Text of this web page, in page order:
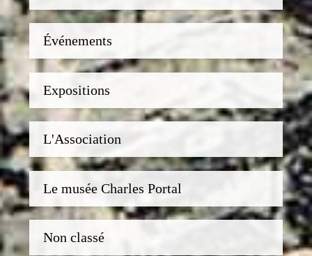
Événements
Expositions
L'Association
Le musée Charles Portal
Non classé